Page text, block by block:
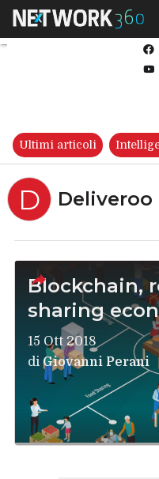
Ultimi articoli
D Deliveroo
Blockchain,
sharing
15 Ott 2018
diGiovanni Perani